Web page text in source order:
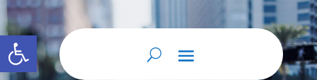
Abrir barra de herramientas